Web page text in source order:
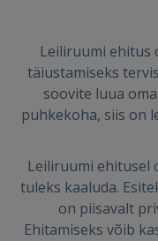
Leiliruumi ehitus
täiustamiseks
soovite luua
puhkekoha, siis on
Leiliruumi ehitusel
tuleks kaaluda.
on piisavalt
Ehitamiseks võib